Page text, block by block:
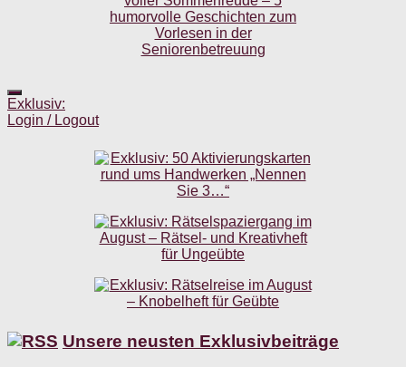
Exklusiv:
Login / Logout
Unsere neusten Exklusivbeiträge